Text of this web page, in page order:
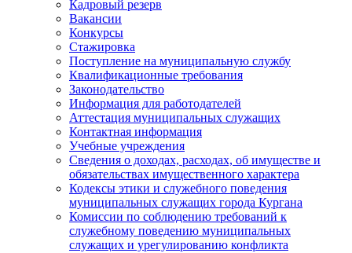
Кадровый резерв
Вакансии
Конкурсы
Стажировка
Поступление на муниципальную службу
Квалификационные требования
Законодательство
Информация для работодателей
Аттестация муниципальных служащих
Контактная информация
Учебные учреждения
Сведения о доходах, расходах, об имуществе и
обязательствах имущественного характера
Кодексы этики и служебного поведения
муниципальных служащих города Кургана
Комиссии по соблюдению требований к
служебному поведению муниципальных
служащих и урегулированию конфликта